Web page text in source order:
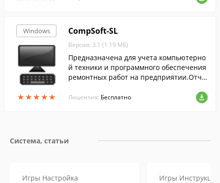
Windows
★★★★★
★★★★★
CompSoft-SL
Версия: 3.1 (1.19 МБ)
Предназначена для учета компьютерно
й техники и программного обеспечения
ремонтных работ на предприятии.Отче
зации компьютеров и учета лицензий н
Лицензия: Бесплатно
Система, статьи
Игры Настройка
Игры Инструкции